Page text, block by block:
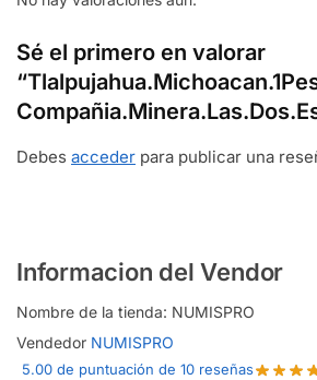
Sé el primero en valorar
Debes acceder para publicar una
Informacion del Vendor
Nombre de la tienda: NUMISPRO
Vendedor NUMISPRO
5.00 de puntuación de 10 reseñas